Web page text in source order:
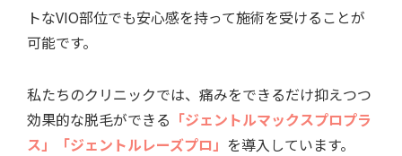
トなVIO部位でも安心感を持って施術を受けることが
可能です。
私たちのクリニックでは、痛みをできるだけ抑えつつ
効果的な脱毛ができる 「ジェントルマックスプロプラ
ス」「ジェントルレーズプロ」 を導入しています。